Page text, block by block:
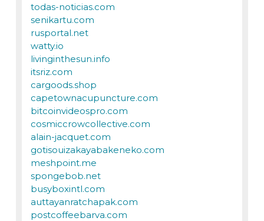
todas-noticias.com
senikartu.com
rusportal.net
watty.io
livinginthesun.info
itsriz.com
cargoods.shop
capetownacupuncture.com
bitcoinvideospro.com
cosmiccrowcollective.com
alain-jacquet.com
gotisouizakayabakeneko.com
meshpoint.me
spongebob.net
busyboxintl.com
auttayanratchapak.com
postcoffeebarva.com